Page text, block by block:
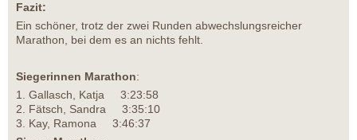
Fazit:
Ein schöner, trotz der zwei Runden abwechslungsreicher
Marathon, bei dem es an nichts fehlt.
Siegerinnen Marathon:
1. Gallasch, Katja 3:23:58
2. Fätsch, Sandra 3:35:10
3. Kay, Ramona 3:46:37